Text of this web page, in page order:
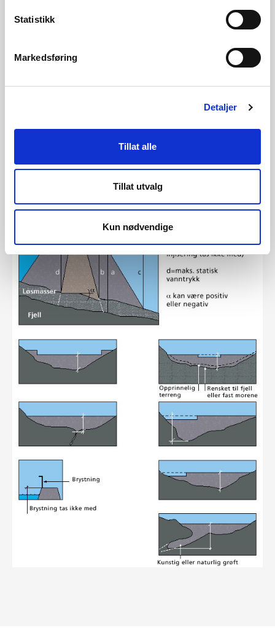
Statistikk
Markedsføring
Detaljer
Tillat alle
Tillat utvalg
Kun nødvendige
av damlegemet. Det samme gjør selvsagt massive
betongfundamenter og bunnhvelv under dammer av
Med topp av dam menes vanlig damkrone, topp av
pilarer, gangbane, gangbru o.l., dersom forholdene
ikke er helt ekstreme. Ved en ren overløpsdam er
oppstøpninger eller forbygninger ved landfestene